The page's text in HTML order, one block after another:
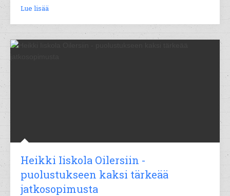
Lue lisää
Heikki Iiskola Oilersiin -
puolustukseen kaksi tärkeää
jatkosopimusta